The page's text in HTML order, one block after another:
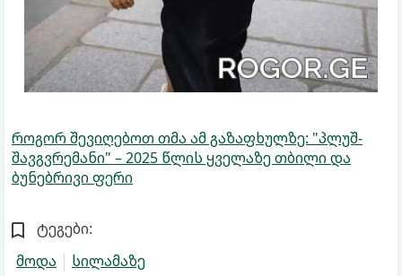
როგორ შევიღებოთ თმა ამ გაზაფხულზე: "პლუშ-
შავგვრემანი" – 2025 წლის ყველაზე თბილი და
ბუნებრივი ფერი
ტეგები:
მოდა
სილამაზე